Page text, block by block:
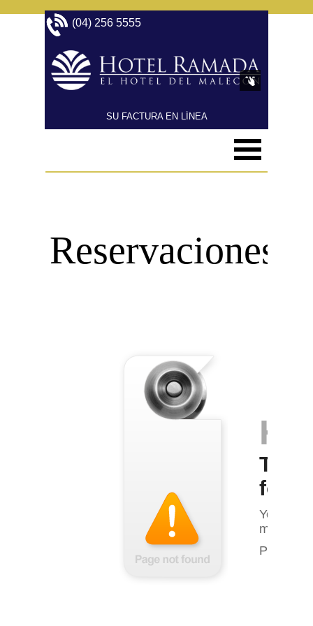
(04) 256 5555
SU FACTURA EN LÍNEA
Reservaciones